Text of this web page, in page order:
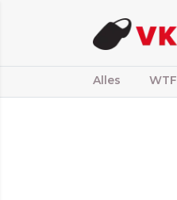
Alles WTF